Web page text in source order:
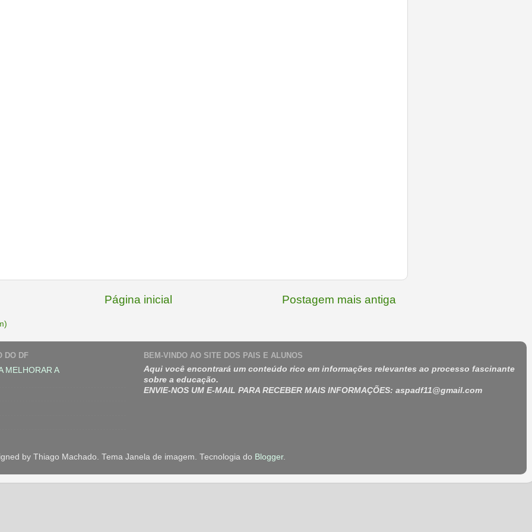
Postagem mais antiga
Página inicial
DO DF
MELHORAR A
BEM-VINDO AO SITE DOS PAIS E ALUNOS
Aqui você encontrará um conteúdo rico em informações relevantes ao processo fascinante
sobre a educação.
ENVIE-NOS UM E-MAIL PARA RECEBER MAIS INFORMAÇÕES: aspadf11@gmail.com
by Thiago Machado. Tema Janela de imagem. Tecnologia do Blogger.